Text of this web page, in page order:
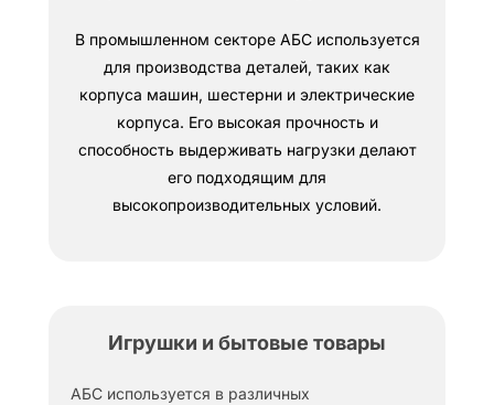
В промышленном секторе АБС используется
для производства деталей, таких как
корпуса машин, шестерни и электрические
корпуса. Его высокая прочность и
способность выдерживать нагрузки делают
его подходящим для
высокопроизводительных условий.
Игрушки и бытовые товары
АБС используется в различных